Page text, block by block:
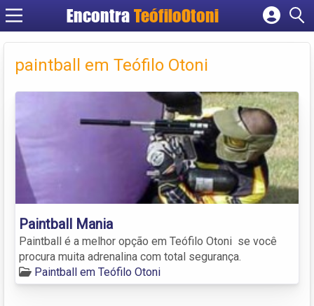
Encontra TeófiloOtoni
Cadastrar empresa
Criar conta
paintball em Teófilo Otoni
Paintball Mania
Paintball é a melhor opção em Teófilo Otoni se você
procura muita adrenalina com total segurança.
Paintball em Teófilo Otoni